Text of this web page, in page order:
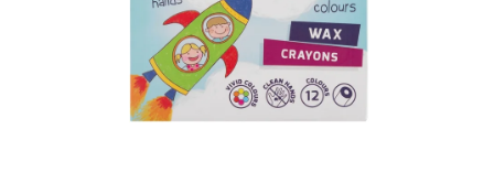
TIPY NA TVOŘENÍ
Kontaktieren Sie uns
Über uns